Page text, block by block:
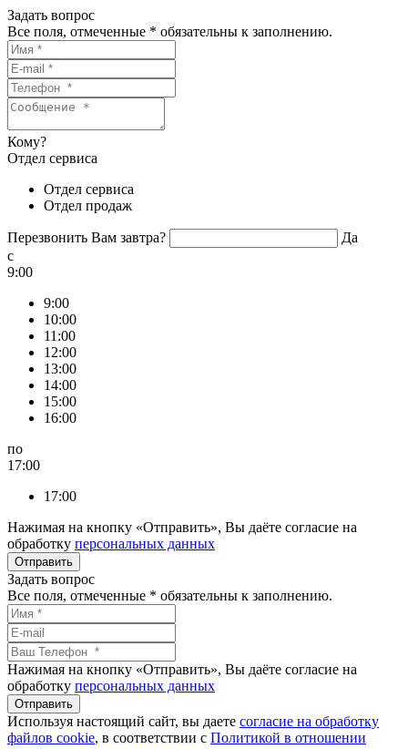
Задать вопрос
Все поля, отмеченные * обязательны к заполнению.
Кому?
Отдел сервиса
Отдел сервиса
Отдел продаж
Перезвонить Вам завтра?
Да
c
9:00
9:00
10:00
11:00
12:00
13:00
14:00
15:00
16:00
по
17:00
17:00
Нажимая на кнопку «Отправить», Вы даёте согласие на
обработку персональных данных
Задать вопрос
Все поля, отмеченные * обязательны к заполнению.
Нажимая на кнопку «Отправить», Вы даёте согласие на
обработку персональных данных
Используя настоящий сайт, вы даете согласие на обработку
файлов сookie, в соответствии с Политикой в отношении